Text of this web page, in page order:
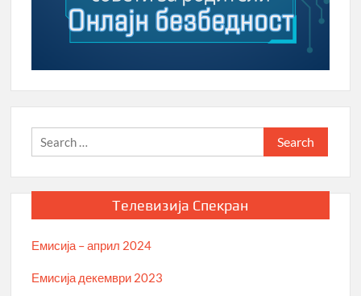
Search
for:
Телевизија Спекран
Емисија – април 2024
Емисија декември 2023